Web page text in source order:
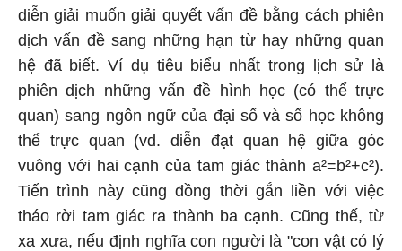
diễn giải muốn giải quyết vấn đề bằng cách phiên
dịch vấn đề sang những hạn từ hay những quan
hệ đã biết. Ví dụ tiêu biểu nhất trong lịch sử là
phiên dịch những vấn đề hình học (có thể trực
quan) sang ngôn ngữ của đại số và số học không
thể trực quan (vd. diễn đạt quan hệ giữa góc
vuông với hai cạnh của tam giác thành a²=b²+c²).
Tiến trình này cũng đồng thời gắn liền với việc
tháo rời tam giác ra thành ba cạnh. Cũng thế, từ
xa xưa, nếu định nghĩa con người là "con vật có lý